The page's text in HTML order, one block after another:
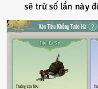
sẽ trừ số lần này